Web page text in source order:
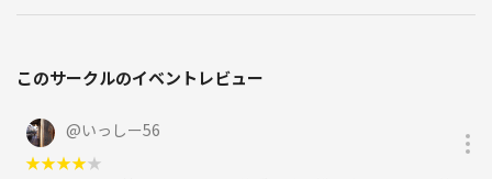
このサークルのイベントレビュー
@いっしー56
★★★★★